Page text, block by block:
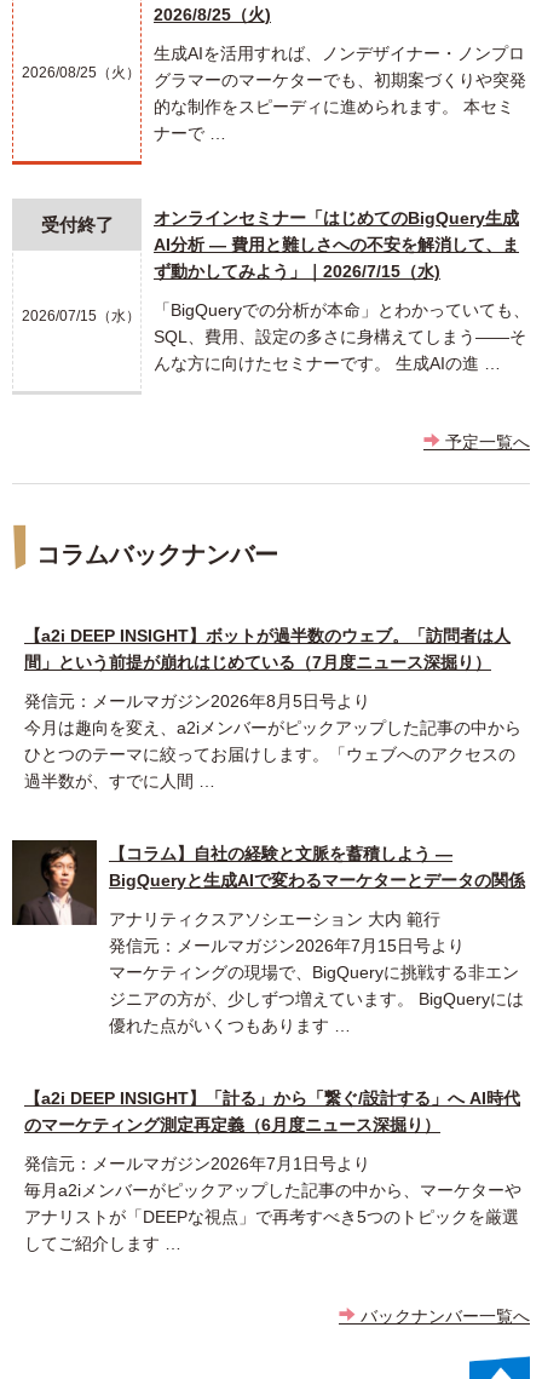
2026/08/25（火）
2026/8/25（火)
生成AIを活用すれば、ノンデザイナー・ノンプロ
グラマーのマーケターでも、初期案づくりや突発
的な制作をスピーディに進められます。 本セミ
ナーで …
受付終了
2026/07/15（水）
オンラインセミナー「はじめてのBigQuery生成
AI分析 ― 費用と難しさへの不安を解消して、ま
ず動かしてみよう」｜2026/7/15（水)
「BigQueryでの分析が本命」とわかっていても、
SQL、費用、設定の多さに身構えてしまう――そ
んな方に向けたセミナーです。 生成AIの進 …
予定一覧へ
コラムバックナンバー
【a2i DEEP INSIGHT】ボットが過半数のウェブ。「訪問者は人
間」という前提が崩れはじめている（7月度ニュース深掘り）
発信元：メールマガジン2026年8月5日号より
今月は趣向を変え、a2iメンバーがピックアップした記事の中から
ひとつのテーマに絞ってお届けします。「ウェブへのアクセスの
過半数が、すでに人間 …
【コラム】自社の経験と文脈を蓄積しよう ―
BigQueryと生成AIで変わるマーケターとデータの関係
アナリティクスアソシエーション 大内 範行
発信元：メールマガジン2026年7月15日号より
マーケティングの現場で、BigQueryに挑戦する非エン
ジニアの方が、少しずつ増えています。 BigQueryには
優れた点がいくつもあります …
【a2i DEEP INSIGHT】「計る」から「繋ぐ/設計する」へ AI時代
のマーケティング測定再定義（6月度ニュース深掘り）
発信元：メールマガジン2026年7月1日号より
毎月a2iメンバーがピックアップした記事の中から、マーケターや
アナリストが「DEEPな視点」で再考すべき5つのトピックを厳選
してご紹介します …
バックナンバー一覧へ